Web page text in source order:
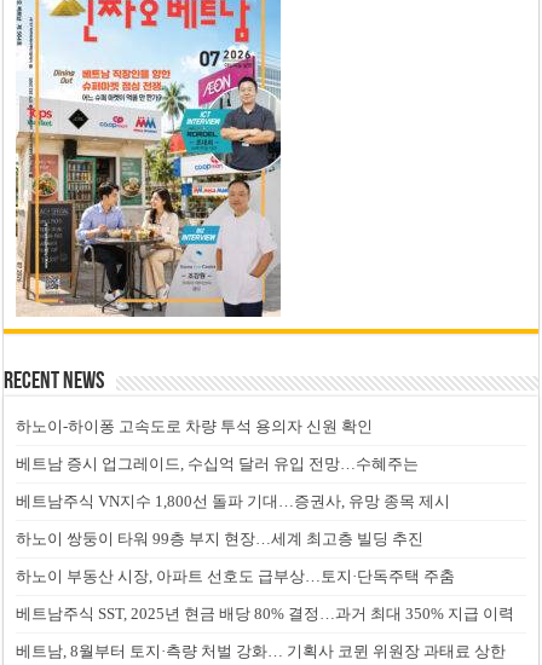
Recent News
하노이-하이퐁 고속도로 차량 투석 용의자 신원 확인
베트남 증시 업그레이드, 수십억 달러 유입 전망…수혜주는
베트남주식 VN지수 1,800선 돌파 기대…증권사, 유망 종목 제시
하노이 쌍둥이 타워 99층 부지 현장…세계 최고층 빌딩 추진
하노이 부동산 시장, 아파트 선호도 급부상…토지·단독주택 주춤
베트남주식 SST, 2025년 현금 배당 80% 결정…과거 최대 350% 지급 이력
베트남, 8월부터 토지·측량 처벌 강화… 기획사 코뮌 위원장 과태료 상한